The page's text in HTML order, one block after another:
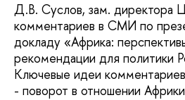
Д.В. Суслов, зам. директора
комментариев в СМИ по
докладу «Африка:
рекомендации для политики
Ключевые идеи
- поворот в отношении